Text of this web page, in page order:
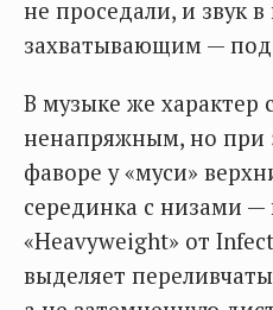
не проседали, и звук
захватывающим — под
В музыке же характер
ненапряжным, но при
фаворе у «муси»
серединка с низами —
«Heavyweight» от
выделяет